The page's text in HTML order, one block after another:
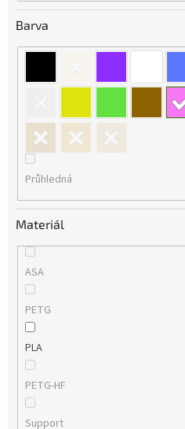
Barva
Průhledná
Materiál
ASA
PETG
PLA
PETG-HF
Support